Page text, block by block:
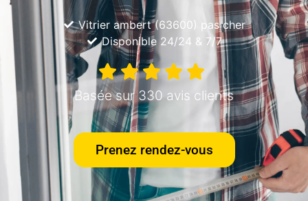
Vitrier ambert (63600) pas cher
Disponible 24/24 & 7/7
Basée sur 330 avis clients
Prenez rendez-vous